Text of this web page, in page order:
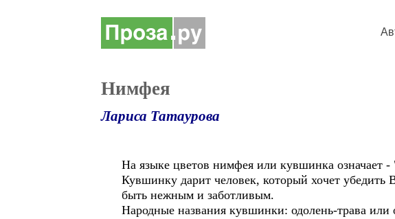
Нимфея
Лариса Татаурова
На языке цветов нимфея или кувшинка
Кувшинку дарит человек, который хочет
быть нежным и заботливым.
Народные названия кувшинки: одолень-трава или